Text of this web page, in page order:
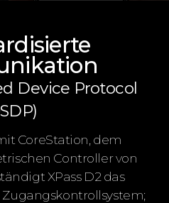
Device Protocol
CoreStation, dem
Controller von
XPass D2 das